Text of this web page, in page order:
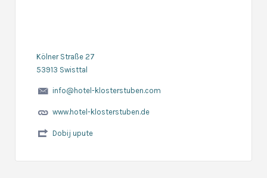
Kölner Straße 27
53913 Swisttal
info@hotel-klosterstuben.com
www.hotel-klosterstuben.de
Dobij upute